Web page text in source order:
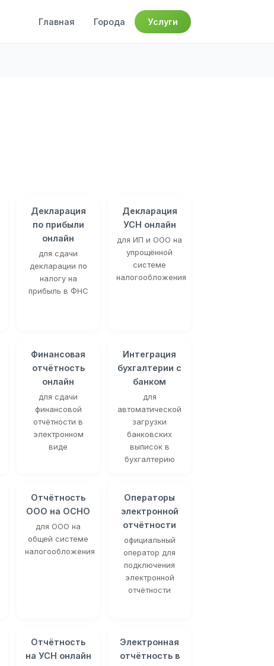
Главная Города Услуги
Декларация
по прибыли
онлайн
для сдачи
декларации по
налогу на
прибыль в ФНС
Декларация
УСН онлайн
для ИП и ООО на
упрощённой
системе
налогообложения
Финансовая
отчётность
онлайн
для сдачи
финансовой
отчётности в
электронном
виде
Интеграция
бухгалтерии с
банком
для
автоматической
загрузки
банковских
выписок в
бухгалтерию
Отчётность
ООО на ОСНО
для ООО на
общей системе
налогообложения
Операторы
электронной
отчётности
официальный
оператор для
подключения
электронной
отчётности
Отчётность
на УСН онлайн
Электронная
отчётность в